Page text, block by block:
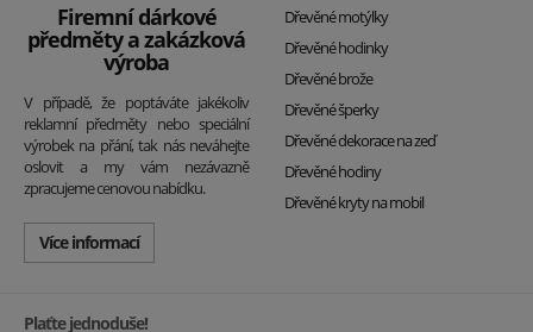
Firemní dárkové
předměty a zakázková
výroba
V případě, že poptáváte jakékoliv
reklamní předměty nebo speciální
výrobek na přání, tak nás neváhejte
oslovit a my vám nezávazně
zpracujeme cenovou nabídku.
Více informací
Dřevěné motýlky
Dřevěné hodinky
Dřevěné brože
Dřevěné šperky
Dřevěné dekorace na zeď
Dřevěné hodiny
Dřevěné kryty na mobil
Plaťte jednoduše!